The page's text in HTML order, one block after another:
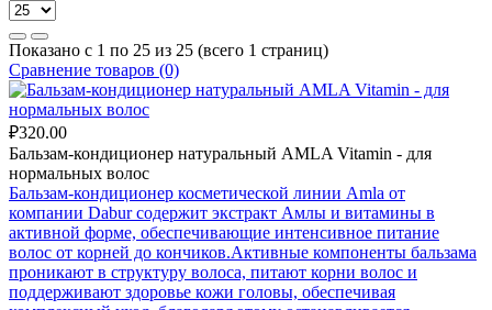
Показано с 1 по 25 из 25 (всего 1 страниц)
Сравнение товаров (0)
₽320.00
Бальзам-кондиционер натуральный AMLA Vitamin - для
нормальных волос
Бальзам-кондиционер косметической линии Amla от
компании Dabur содержит экстракт Амлы и витамины в
активной форме, обеспечивающие интенсивное питание
волос от корней до кончиков.Активные компоненты бальзама
проникают в структуру волоса, питают корни волос и
поддерживают здоровье кожи головы, обеспечивая